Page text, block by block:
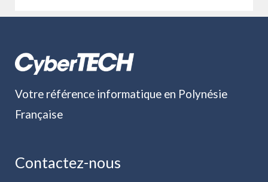
Votre référence informatique en Polynésie
Française
Contactez-nous